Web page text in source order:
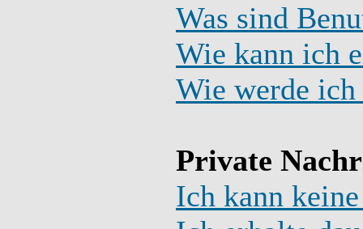
Was sind
Wie kann ich
Wie werde
Private
Ich kann